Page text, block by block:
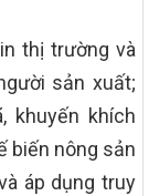
thị trường và
sản xuất;
khuyến khích
biến nông sản
áp dụng truy